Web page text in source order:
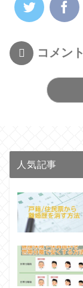
コメント
人気記事